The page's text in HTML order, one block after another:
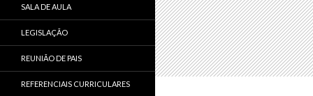
SALA DE AULA
LEGISLAÇÃO
REUNIÃO DE PAIS
REFERENCIAIS CURRICULARES